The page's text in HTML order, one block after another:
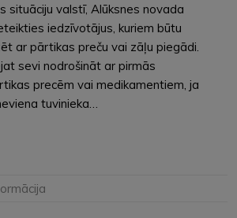
situāciju valstī, Alūksnes novada
iedzīvotājus, kuriem būtu
ar pārtikas preču vai zāļu piegādi.
sevi nodrošināt ar pirmās
precēm vai medikamentiem, ja
tuvinieka…